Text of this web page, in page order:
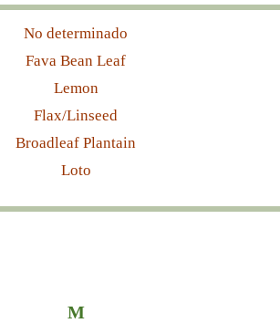
No determinado
Fava Bean Leaf
Lemon
Flax/Linseed
Broadleaf Plantain
Loto
M